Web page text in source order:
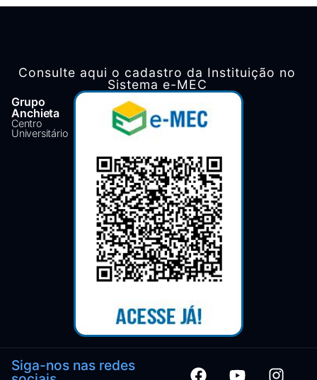
Grupo
Anchieta
Centro
Universitário
Consulte aqui o cadastro da Instituição no
Sistema e-MEC
Siga-nos nas redes